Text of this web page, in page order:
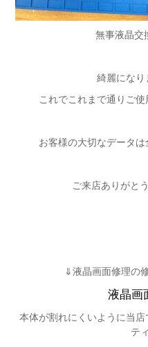
無事液晶交
綺麗になり
これでこれまで通りご
お客様の大切なデータは
ご来店ありがと
⇓液晶画面修理の
液晶画
本体が割れにくいように当
テ